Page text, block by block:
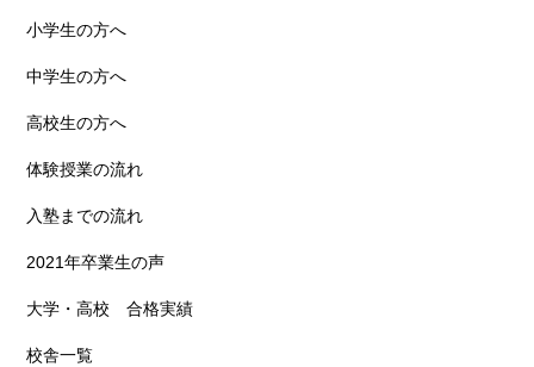
小学生の方へ
中学生の方へ
高校生の方へ
体験授業の流れ
入塾までの流れ
2021年卒業生の声
大学・高校 合格実績
校舎一覧